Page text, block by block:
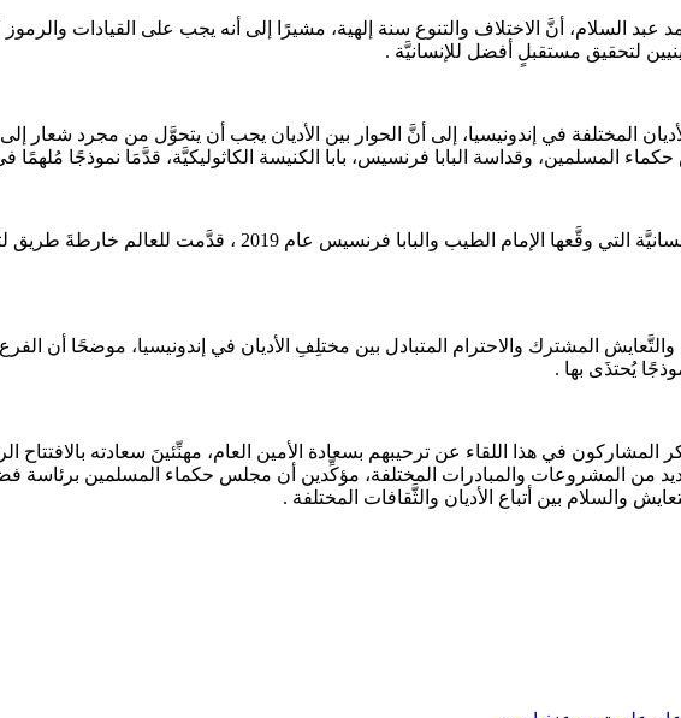
السلام، أنَّ الاختلاف والتنوع سنة إلهية، مشيرًا إلى أنه يجب على القيادات والرموز
لتحقيق مستقبلٍ أفضل للإنسانيَّة .
والرموز وممثلي الأديان المختلفة في إندونيسيا، إلى أنَّ الحوار بين الأديان يجب أن يتحوَّل
المسلمين، وقداسة البابا فرنسيس، بابا الكنيسة الكاثوليكيَّة، قدَّمَا نموذجًا مُلهمًا
وقال المستشار عبد السلام إنَّ وثيقة أبوظبي التَّاريخية للأخوَّة الإنسانيَّة
والتَّعايش المشترك والاحترام المتبادل بين مختلِفِ الأديان في إندونيسيا، موضحًا أن
يُحتذَى بها .
المشاركون في هذا اللقاء عن ترحيبهم بسعادة الأمين العام، مهنِّئينَ سعادته
المشروعات والمبادرات المختلفة، مؤكِّدين أن مجلس حكماء المسلمين برئاسة فضيلة
والسلام بين أتباع الأديان والثَّقافات المختلفة .